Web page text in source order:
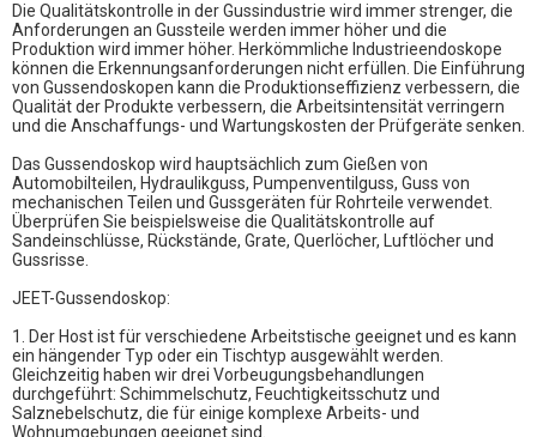
Die Qualitätskontrolle in der Gussindustrie wird immer strenger, die
Anforderungen an Gussteile werden immer höher und die
Produktion wird immer höher. Herkömmliche Industrieendoskope
können die Erkennungsanforderungen nicht erfüllen. Die Einführung
von Gussendoskopen kann die Produktionseffizienz verbessern, die
Qualität der Produkte verbessern, die Arbeitsintensität verringern
und die Anschaffungs- und Wartungskosten der Prüfgeräte senken.
Das Gussendoskop wird hauptsächlich zum Gießen von
Automobilteilen, Hydraulikguss, Pumpenventilguss, Guss von
mechanischen Teilen und Gussgeräten für Rohrteile verwendet.
Überprüfen Sie beispielsweise die Qualitätskontrolle auf
Sandeinschlüsse, Rückstände, Grate, Querlöcher, Luftlöcher und
Gussrisse.
JEET-Gussendoskop:
1. Der Host ist für verschiedene Arbeitstische geeignet und es kann
ein hängender Typ oder ein Tischtyp ausgewählt werden.
Gleichzeitig haben wir drei Vorbeugungsbehandlungen
durchgeführt: Schimmelschutz, Feuchtigkeitsschutz und
Salznebelschutz, die für einige komplexe Arbeits- und
Wohnumgebungen geeignet sind.